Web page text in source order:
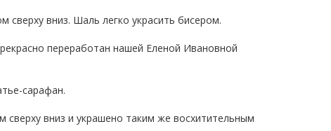
сверху вниз. Шаль легко украсить бисером.
переработан нашей Еленой Ивановной
сарафан.
вниз и украшено таким же восхитительным